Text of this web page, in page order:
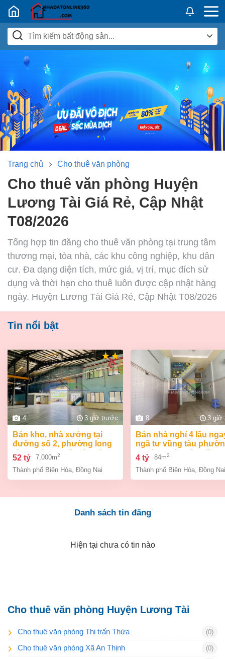
Nhadatban24h.vn
Trang chủ Cho thuê văn phòng
Cho thuê văn phòng Huyện
Lương Tài Giá Rẻ, Cập Nhật
T08/2026
Tổng hợp tin đăng cho thuê văn phòng tại trung tâm
thương mại, tòa nhà, các khu công nghiệp, khu dân
cư. Đa dạng diện tích, mức giá, vị trí, mục đích sử
dụng và thời hạn cho thuê luôn được cập nhật hàng
ngày. Huyện Lương Tài Giá Rẻ, Cập Nhật T08/2026
Tin nổi bật
4 3 giờ trước
bán kho, nhà xưởng tại
đường số 2, phường long
bình, thành phố biên hòa,
đồng nai giá 52 tỷ
52 tỷ 7,000m2
Thành phố Biên Hòa Đồng Nai
8 3 giờ
bán nhà nghỉ 4 lầu ngay
ngã tư vũng tàu
an bình biên hòa đồng
giá chỉ 4 tỷ
4 tỷ 84m2
Thành phố Biên Hòa Đồng Nai
Danh sách tin đăng
Hiện tại chưa có tin nào
Cho thuê văn phòng Huyện Lương Tài
Cho thuê văn phòng Thị trấn Thứa (0)
Cho thuê văn phòng Xã An Thịnh (0)